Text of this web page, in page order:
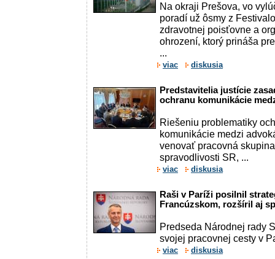
Na okraji Prešova, vo
poradí už ôsmy z
zdravotnej poisťovne a
ohrození, ktorý prináša
...
viac diskusia
Predstavitelia justície
ochranu komunikácie
Riešeniu problematiky
komunikácie medzi
venovať pracovná
spravodlivosti SR, ...
viac diskusia
Raši v Paríži posilnil
Francúzskom, rozšíril aj
Predseda Národnej rady
svojej pracovnej cesty v
viac diskusia